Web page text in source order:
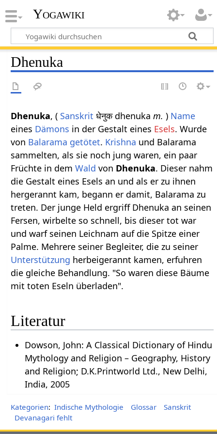
Yogawiki
Dhenuka
Dhenuka, ( Sanskrit धेनुक dhenukam. ) Name
eines Dämons in der Gestalt eines Esels. Wurde
von Balarama getötet. Krishna und Balarama
sammelten, als sie noch jung waren, ein paar
Früchte in demWald von Dhenuka. Dieser nahm
die Gestalt eines Esels an und als er zu ihnen
hergerannt kam, begann er damit, Balarama zu
treten. Der junge Held ergriff Dhenuka an seinen
Fersen, wirbelte so schnell, bis dieser tot war
und warf seinen Leichnam auf die Spitze einer
Palme. Mehrere seiner Begleiter, die zu seiner
Unterstützung herbeigerannt kamen, erfuhren
die gleiche Behandlung. "So waren diese Bäume
mit toten Eseln überladen".
Literatur
Dowson, John: A Classical Dictionary of Hindu
Mythology and Religion – Geography, History
and Religion; D.K.Printworld Ltd., New Delhi,
India, 2005
Kategorien: Indische Mythologie Glossar
Sanskrit
Devanagari fehlt